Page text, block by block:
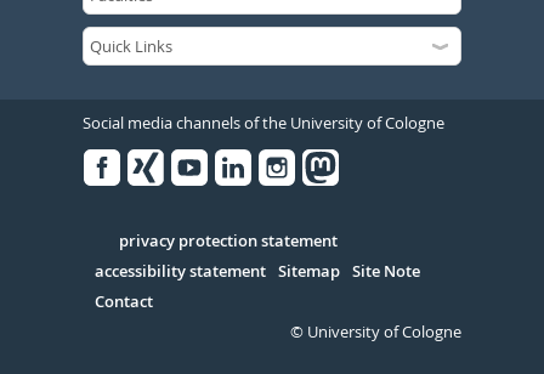
Social media channels of the University of Cologne
Serivce
privacy protection statement
accessibility statement Sitemap Site Note
Contact
© University of Cologne